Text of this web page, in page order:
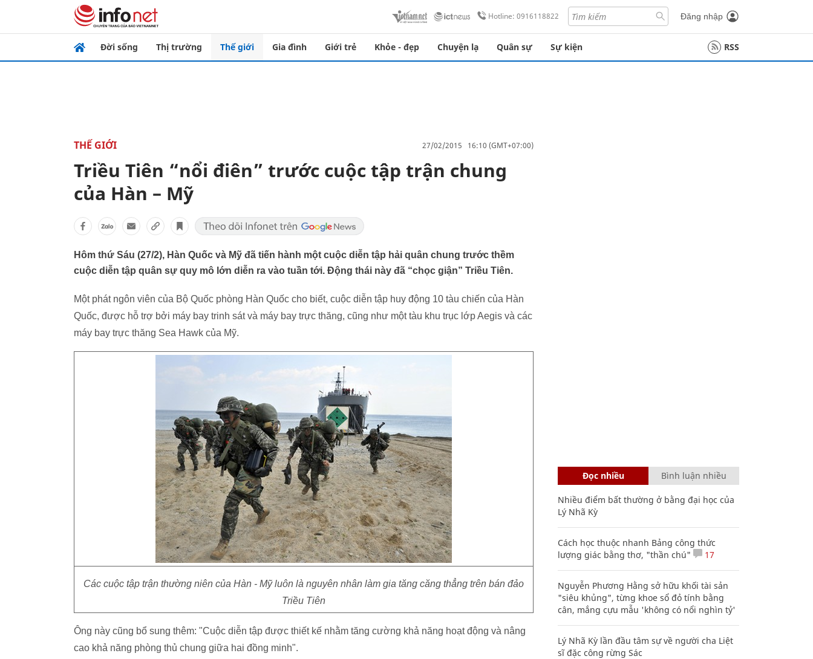
Hotline: 0916118822 Đăng nhập
Đời sống Thị trường Thế giới Gia đình Giới trẻ Khỏe - đẹp Chuyện lạ Quân sự Sự kiện RSS
THẾ GIỚI 27/02/2015 16:10 (GMT+07:00)
Triều Tiên “nổi điên” trước cuộc tập trận chung
của Hàn – Mỹ
Hôm thứ Sáu (27/2), Hàn Quốc và Mỹ đã tiến hành một cuộc diễn tập hải quân chung trước thềm
cuộc diễn tập quân sự quy mô lớn diễn ra vào tuần tới. Động thái này đã “chọc giận” Triều Tiên.
Một phát ngôn viên của Bộ Quốc phòng Hàn Quốc cho biết, cuộc diễn tập huy động 10 tàu chiến của Hàn
Quốc, được hỗ trợ bởi máy bay trinh sát và máy bay trực thăng, cũng như một tàu khu trục lớp Aegis và các
máy bay trực thăng Sea Hawk của Mỹ.
Các cuộc tập trận thường niên của Hàn - Mỹ luôn là nguyên nhân làm gia tăng căng thẳng trên bán đảo
Triều Tiên
Ông này cũng bổ sung thêm: "Cuộc diễn tập được thiết kế nhằm tăng cường khả năng hoạt động và nâng
cao khả năng phòng thủ chung giữa hai đồng minh".
Đọc nhiều Bình luận nhiều
Nhiều điểm bất thường ở bằng đại học của
Lý Nhã Kỳ
Cách học thuộc nhanh Bảng công thức
lượng giác bằng thơ, "thần chú"
17
Nguyễn Phương Hằng sở hữu khối tài sản
"siêu khủng", từng khoe sổ đỏ tính bằng
cân, mắng cựu mẫu 'không có nổi nghìn tỷ'
Lý Nhã Kỳ lần đầu tâm sự về người cha Liệt
sĩ đặc công rừng Sác